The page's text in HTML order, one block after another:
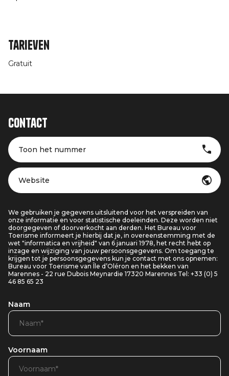
Tarieven
Gratuit
Contact
Toon het nummer
Website
We gebruiken je gegevens uitsluitend voor het verspreiden van
onze informatie en voor statistische doeleinden. Deze worden niet
doorgegeven of doorverkocht aan derden. Het Bureau voor
Toerisme informeert je hierbij dat je, in overeenstemming met de
wet "informatica en vrijheid" van 6 januari 1978, het recht hebt op
inzage en wijziging van jouw persoonsgegevens. Om toegang te
krijgen tot je persoonsgegevens kun je contact met ons opnemen:
Bureau voor Toerisme van Île d’Oléron en het bekken van
Marennes - 22 rue Dubois Meynardie 17320 Marennes Tel: +33 (0) 5
46 85 65 23
Naam
Voornaam